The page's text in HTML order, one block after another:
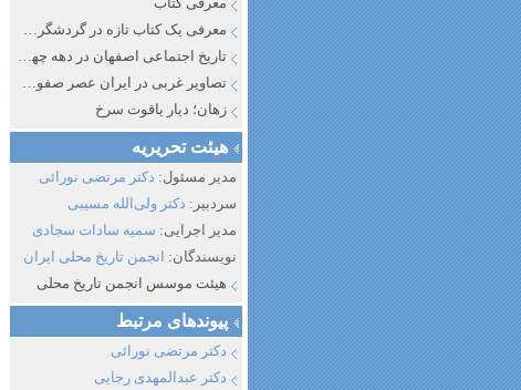
معرفی یک کتاب تازه در گردشگری اصفهان
تاریخ اجتماعی اصفهان در دهه چهل و پنجاه از نگاه طنز نوروز جمشاد
تصاویر غربی در ایران عصر صفوی و قاجار
زهان؛ دیار یاقوت سرخ
هیئت تحریریه
مدیر مسئول: دکتر مرتضی نورائی
سردبیر: دکتر ولی‌الله مسیبی
مدیر اجرایی: سمیه سادات سجادی
نویسندگان: انجمن تاریخ محلی ایران
هیئت موسس انجمن تاریخ محلی
پیوند‌های مرتبط
دکتر مرتضی نورائی
دکتر عبدالمهدی رجایی